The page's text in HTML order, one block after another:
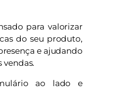
para valorizar
do seu produto,
e ajudando
vendas.
ao lado e